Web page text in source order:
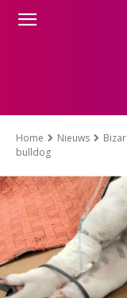
Home Nieuws Bizar
bulldog